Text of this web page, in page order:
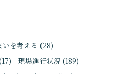
いを考える (28)
現場進行状況 (189)